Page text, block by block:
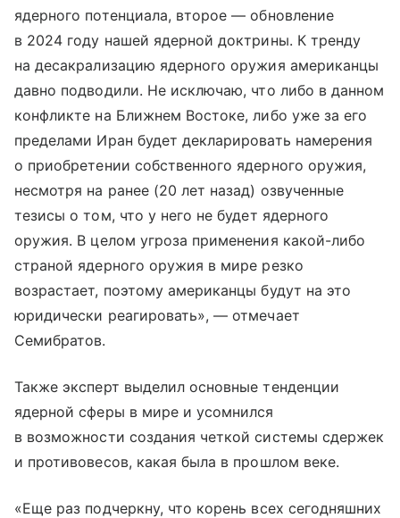
ядерного потенциала, второе — обновление
в 2024 году нашей ядерной доктрины. К тренду
на десакрализацию ядерного оружия американцы
давно подводили. Не исключаю, что либо в данном
конфликте на Ближнем Востоке, либо уже за его
пределами Иран будет декларировать намерения
о приобретении собственного ядерного оружия,
несмотря на ранее (20 лет назад) озвученные
тезисы о том, что у него не будет ядерного
оружия. В целом угроза применения какой-либо
страной ядерного оружия в мире резко
возрастает, поэтому американцы будут на это
юридически реагировать», — отмечает
Семибратов.
Также эксперт выделил основные тенденции
ядерной сферы в мире и усомнился
в возможности создания четкой системы сдержек
и противовесов, какая была в прошлом веке.
«Еще раз подчеркну, что корень всех сегодняшних